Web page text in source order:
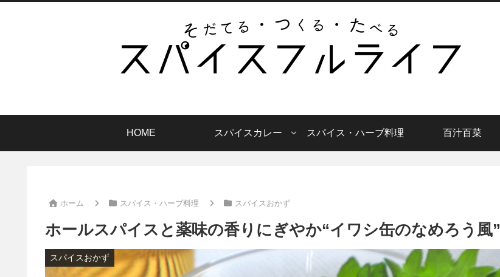
HOME スパイスカレー スパイス・ハーブ料理 百汁百菜
ホーム スパイス・ハーブ料理 スパイスおかず
ホールスパイスと薬味の香りにぎやか“イワシ缶のなめろう風”
スパイスおかず